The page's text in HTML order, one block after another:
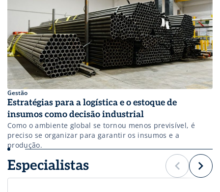
Gestão
Estratégias para a logística e o estoque de
insumos como decisão industrial
Como o ambiente global se tornou menos previsível, é
preciso se organizar para garantir os insumos e a
produção.
Especialistas